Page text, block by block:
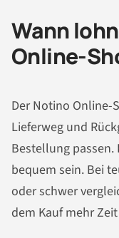
Wann
Online-
Der Notino
Lieferweg und
Bestellung
bequem sein. Bei
oder schwer
dem Kauf mehr